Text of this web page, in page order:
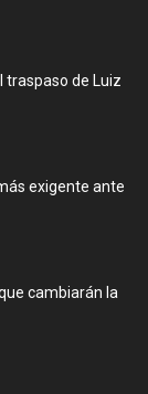
traspaso de Luiz
exigente ante
cambiarán la